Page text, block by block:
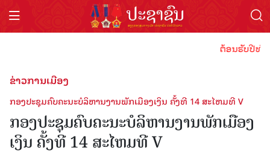
ຕ້ອນຮັບປີທ່ອງ
ຂ່າວການເມືອງ
ກອງປະຊຸມຄົບຄະນະບໍລິຫານງານພັກເມືອງເງິນ ຄັ້ງທີ 14 ສະໄຫມທີ V
ກອງປະຊຸມຄົບຄະນະບໍລິຫານງານພັກເມືອງ
ເງິນ ຄັ້ງທີ 14 ສະໄຫມທີ V